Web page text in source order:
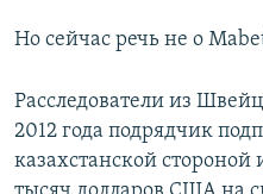
Но сейчас речь не о
Расследователи из
2012 года подрядчик
казахстанской